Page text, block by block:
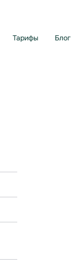
Тарифы Блог